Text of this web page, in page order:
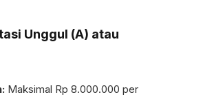
Unggul (A) atau
Maksimal Rp 8.000.000 per